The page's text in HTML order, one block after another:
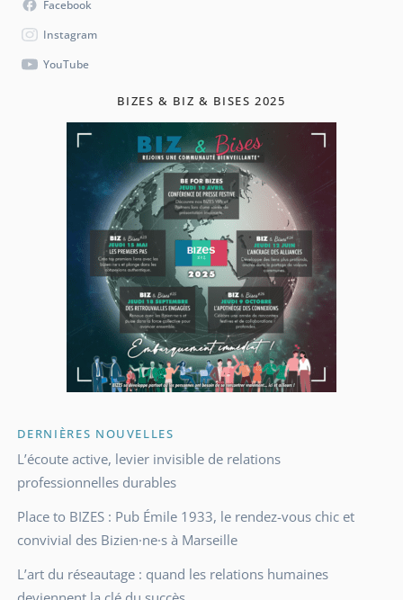
Facebook
Instagram
YouTube
BIZES & BIZ & BISES 2025
DERNIÈRES NOUVELLES
L’écoute active, levier invisible de relations
professionnelles durables
Place to BIZES : Pub Émile 1933, le rendez-vous chic et
convivial des Bizien·ne·s à Marseille
L’art du réseautage : quand les relations humaines